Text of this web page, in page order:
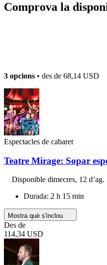
Comprova la
3 opcions • des de 68,14 USD
Espectacles de cabaret
Teatre Mirage: Sopar
Disponible dimecres, 12 d’ag.
Durada: 2 h 15 min
Mostra què s'inclou
Des de
114,34 USD